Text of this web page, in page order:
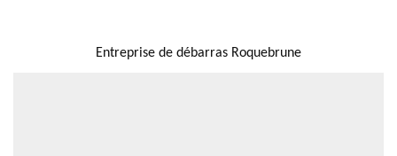
Entreprise de débarras Roquebrune